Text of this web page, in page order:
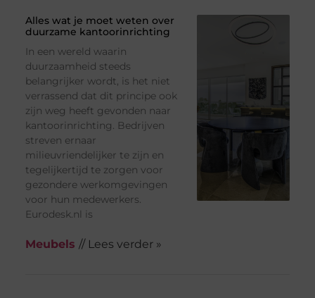
Alles wat je moet weten over
duurzame kantoorinrichting
In een wereld waarin
duurzaamheid steeds
belangrijker wordt, is het niet
verrassend dat dit principe ook
zijn weg heeft gevonden naar
kantoorinrichting. Bedrijven
streven ernaar
milieuvriendelijker te zijn en
tegelijkertijd te zorgen voor
gezondere werkomgevingen
voor hun medewerkers.
Eurodesk.nl is
Meubels // Lees verder »